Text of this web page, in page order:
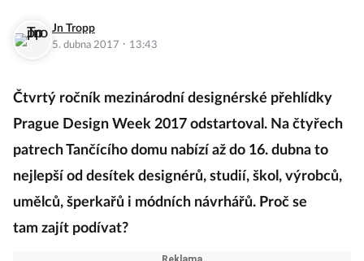
Jn Tropp
5. dubna 2017 · 13:43
Čtvrtý ročník mezinárodní designérské přehlídky
Prague Design Week 2017 odstartoval. Na čtyřech
patrech Tančícího domu nabízí až do 16. dubna to
nejlepší od desítek designérů, studií, škol, výrobců,
umělců, šperkařů i módních návrhářů. Proč se
tam zajít podívat?